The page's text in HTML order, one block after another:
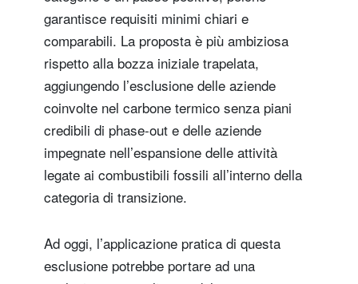
garantisce requisiti minimi chiari e
comparabili. La proposta è più ambiziosa
rispetto alla bozza iniziale trapelata,
aggiungendo l’esclusione delle aziende
coinvolte nel carbone termico senza piani
credibili di phase-out e delle aziende
impegnate nell’espansione delle attività
legate ai combustibili fossili all’interno della
categoria di transizione.
Ad oggi, l’applicazione pratica di questa
esclusione potrebbe portare ad una